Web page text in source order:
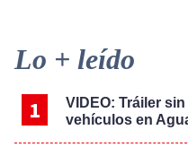
Primary
Sidebar
Lo + leído
VIDEO: Tráiler
vehículos en